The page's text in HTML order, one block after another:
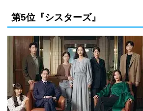
第5位『シスターズ』